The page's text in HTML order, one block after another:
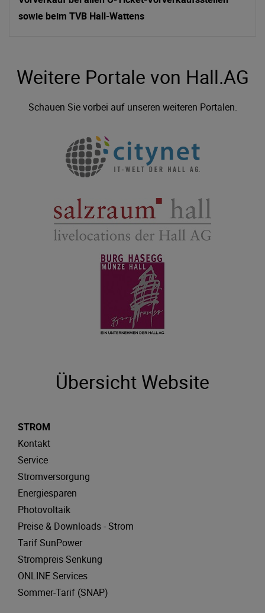
sowie beim TVB Hall-Wattens
Weitere Portale von Hall.AG
Schauen Sie vorbei auf unseren weiteren Portalen.
Übersicht Website
STROM
Kontakt
Service
Stromversorgung
Energiesparen
Photovoltaik
Preise & Downloads - Strom
Tarif SunPower
Strompreis Senkung
ONLINE Services
Sommer-Tarif (SNAP)